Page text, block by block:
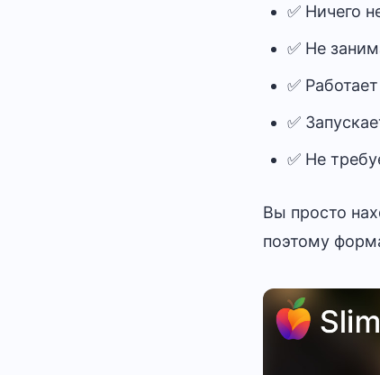
✅ Ничего
✅ Не
✅
✅
✅ Не
Вы просто
поэтому